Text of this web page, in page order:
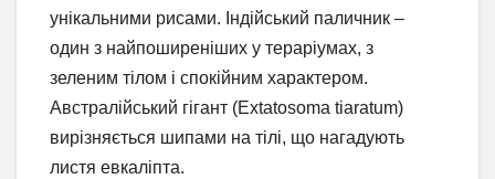
унікальними рисами. Індійський паличник –
один з найпоширеніших у тераріумах, з
зеленим тілом і спокійним характером.
Австралійський гігант (Extatosoma tiaratum)
вирізняється шипами на тілі, що нагадують
листя евкаліпта.